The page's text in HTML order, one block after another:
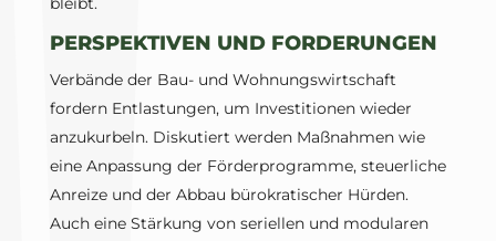
PERSPEKTIVEN UND FORDERUNGEN
Verbände der Bau- und Wohnungswirtschaft
fordern Entlastungen, um Investitionen wieder
anzukurbeln. Diskutiert werden Maßnahmen wie
eine Anpassung der Förderprogramme, steuerliche
Anreize und der Abbau bürokratischer Hürden.
Auch eine Stärkung von seriellen und modularen